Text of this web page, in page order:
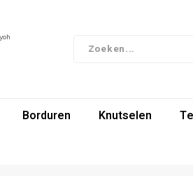
Borduren Knutselen